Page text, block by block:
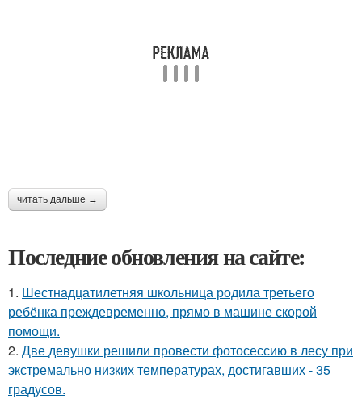
читать дальше →
Последние обновления на сайте:
1. Шестнадцатилетняя школьница родила третьего
ребёнка преждевременно, прямо в машине скорой
помощи.
2. Две девушки решили провести фотосессию в лесу при
экстремально низких температурах, достигавших - 35
градусов.